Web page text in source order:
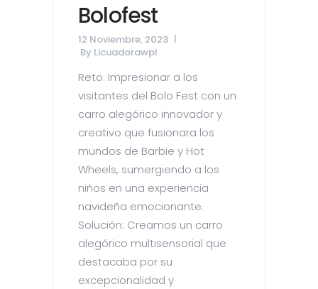
Bolofest
12 Noviembre, 2023
By Licuadorawpl
Reto: Impresionar a los
visitantes del Bolo Fest con un
carro alegórico innovador y
creativo que fusionara los
mundos de Barbie y Hot
Wheels, sumergiendo a los
niños en una experiencia
navideña emocionante.
Solución: Creamos un carro
alegórico multisensorial que
destacaba por su
excepcionalidad y